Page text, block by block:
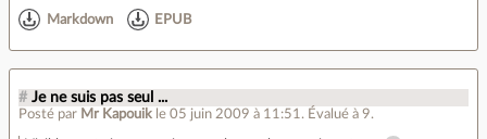
Markdown EPUB
# Je ne suis pas seul ...
Posté par Mr Kapouik le 05 juin 2009 à 11:51 . Évalué à 9.